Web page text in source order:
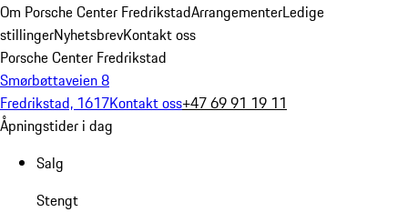
Om Porsche Center FredrikstadArrangementerLedige
stillingerNyhetsbrevKontakt oss
Porsche Center Fredrikstad
Smørbøttaveien 8
Fredrikstad, 1617Kontakt oss+47 69 91 19 11
Åpningstider i dag
Salg
Stengt